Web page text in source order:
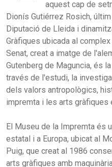
aquest cap de
Dionís Gutiérrez Rosich,
Diputació de Lleida i
Gràfiques ubicada al
Senat, creat a imatge de
Gutenberg de Maguncia, és
través de l'estudi, la
dels valors antropològics,
impremta i les arts gràfiques
El Museu de la Impremta és
estatal i a Europa, ubicat al
Puig, que creat al 1986
arts gràfiques amb